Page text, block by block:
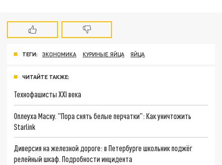
ТЕГИ: ЭКОНОМИКА КУРИНЫЕ ЯЙЦА ЯЙЦА
ЧИТАЙТЕ ТАКЖЕ:
Технофашисты XXI века
Оплеуха Маску. "Пора снять белые перчатки": Как уничтожить
Starlink
Диверсия на железной дороге: в Петербурге школьник поджёг
релейный шкаф. Подробности инцидента